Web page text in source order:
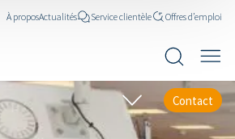
À proposActualités Service clientèle Offres d’emploi
Contact